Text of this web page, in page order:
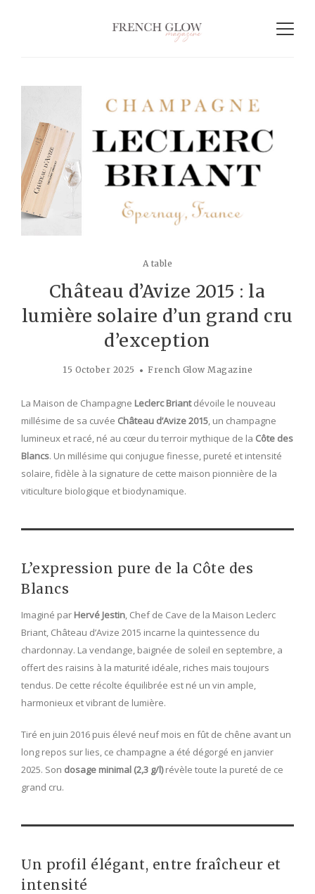
A table
Château d’Avize 2015 : la
lumière solaire d’un grand cru
d’exception
15 October 2025 French Glow Magazine
La Maison de Champagne Leclerc Briantdévoile le nouveau
millésime de sa cuvée Château d’Avize 2015, un champagne
lumineux et racé, né au cœur du terroir mythique de la Côte des
Blancs. Un millésime qui conjugue finesse, pureté et intensité
solaire, fidèle à la signature de cette maison pionnière de la
viticulture biologique et biodynamique.
L’expression pure de la Côte des
Blancs
Imaginé par Hervé Jestin, Chef de Cave de la Maison Leclerc
Briant, Château d’Avize 2015 incarne la quintessence du
chardonnay. La vendange, baignée de soleil en septembre, a
offert des raisins à la maturité idéale, riches mais toujours
tendus. De cette récolte équilibrée est né un vin ample,
harmonieux et vibrant de lumière.
Tiré en juin 2016 puis élevé neuf mois en fût de chêne avant un
long repos sur lies, ce champagne a été dégorgé en janvier
2025. Son dosage minimal (2,3 g/l)révèle toute la pureté de ce
grand cru.
Un profil élégant, entre fraîcheur et
intensité